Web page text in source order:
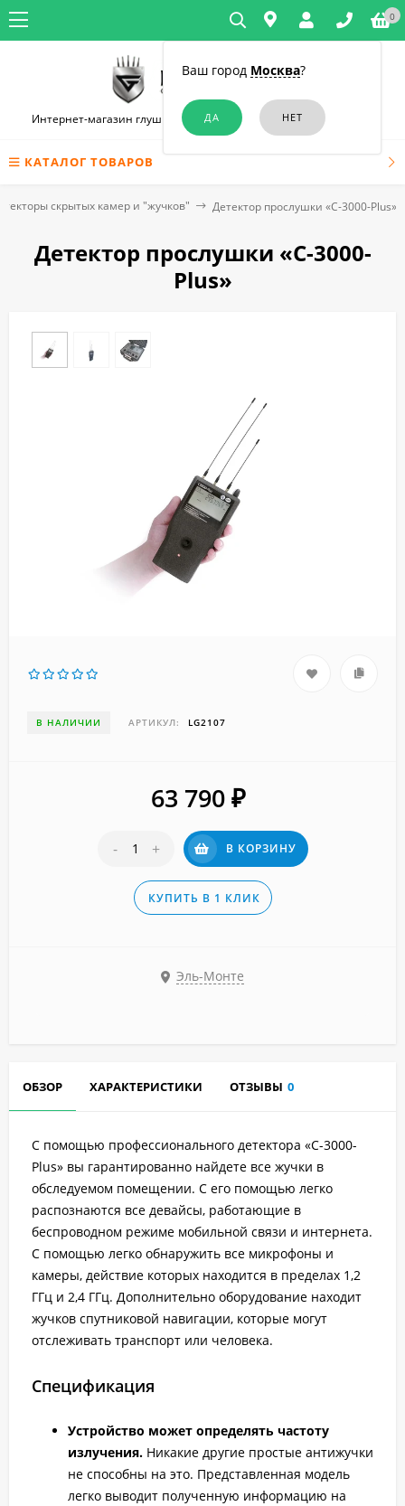
Ваш город Москва?
0
Интернет-магазин глушилок связи и диктофонов в Челябинске
КАТАЛОГ ТОВАРОВ
скрытых камер и "жучков" Детектор прослушки «C-3000-Plus»
Детектор прослушки «C-3000-
Plus»
В НАЛИЧИИ АРТИКУЛ: LG2107
63 790 ₽
- + В КОРЗИНУ
КУПИТЬ В 1 КЛИК
Эль-Монте
ОБЗОР ХАРАКТЕРИСТИКИ ОТЗЫВЫ 0
С помощью профессионального детектора «C-3000-
Plus» вы гарантированно найдете все жучки в
обследуемом помещении. С его помощью легко
распознаются все девайсы, работающие в
беспроводном режиме мобильной связи и интернета.
С помощью легко обнаружить все микрофоны и
камеры, действие которых находится в пределах 1,2
ГГц и 2,4 ГГц. Дополнительно оборудование находит
жучков спутниковой навигации, которые могут
отслеживать транспорт или человека.
Спецификация
Устройство может определять частоту
излучения. Никакие другие простые антижучки
не способны на это. Представленная модель
легко выводит полученную информацию на